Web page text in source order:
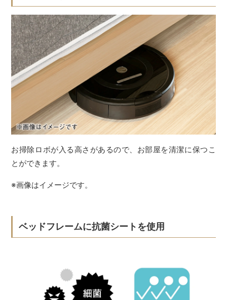
お掃除ロボが入る高さがあるので、お部屋を清潔に保つこ
とができます。
※画像はイメージです。
ベッドフレームに抗菌シートを使用